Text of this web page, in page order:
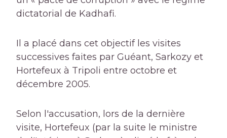
dictatorial de Kadhafi.
Il a placé dans cet objectif les visites
successives faites par Guéant, Sarkozy et
Hortefeux à Tripoli entre octobre et
décembre 2005.
Selon l'accusation, lors de la dernière
visite, Hortefeux (par la suite le ministre